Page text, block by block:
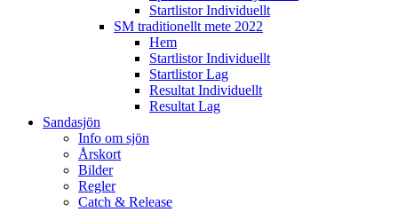
Startlistor Individuellt
SM traditionellt mete 2022
Hem
Startlistor Individuellt
Startlistor Lag
Resultat Individuellt
Resultat Lag
Sandasjön
Info om sjön
Årskort
Bilder
Regler
Catch & Release